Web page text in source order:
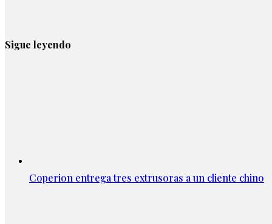
Sigue leyendo
Coperion entrega tres extrusoras a un cliente chino